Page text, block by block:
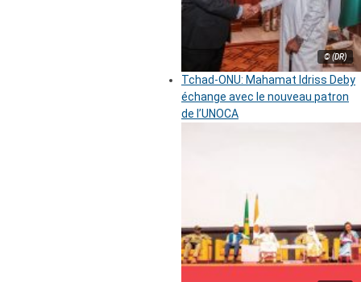
© (DR)
Tchad-ONU: Mahamat Idriss Deby
échange avec le nouveau patron
de l’UNOCA